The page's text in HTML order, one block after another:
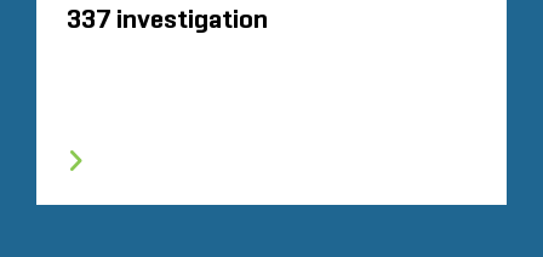
337 investigation